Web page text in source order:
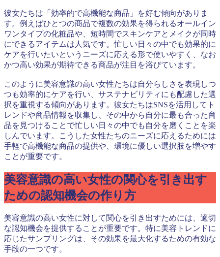
彼女たちは「効率的で高機能な商品」を好む傾向がありま
す。例えばひとつの商品で複数の効果を得られるオールイン
ワンタイプの化粧品や、短時間でスキンケアとメイクが同時
にできるアイテムは人気です。忙しい日々の中でも効果的に
ケアを行いたいというニーズに応える形で使いやすく、なお
かつ高い効果が期待できる商品が注目を浴びています。
このように美容意識の高い女性たちは自分らしさを表現しつ
つも効率的にケアを行い、サステナビリティにも配慮した選
択を重視する傾向があります。彼女たちはSNSを活用してト
レンドや商品情報を収集し、その中から自分に最も合った商
品を見つけることで忙しい日々の中でも自分を磨くことを楽
しんでいます。こうした女性たちのニーズに応えるためには
手軽で高機能な商品の提供や、環境に優しい選択肢を増やす
ことが重要です。
美容意識の高い女性の関心を引き出す
ための認知機会の作り方
美容意識の高い女性に対して関心を引き出すためには、適切
な認知機会を提供することが重要です。特に美容トレンドに
応じたサンプリングは、その効果を最大化するための有効な
手段の一つです。